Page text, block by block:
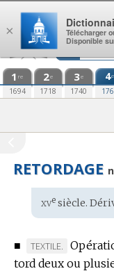
Aller au contenu
1 re
1694
2e
1718
3e
1740
4e
RETORDAGE
Étymologie
:
xvesiècle.
■
MARQUE
DE
TEXTILE.
tord deux ou
×
Télécharger
Disponible